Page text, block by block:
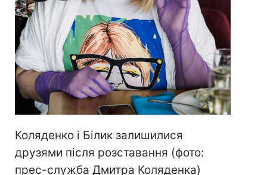
Коляденко і Білик залишилися
друзями після розставання (фото:
прес-служба Дмитра Коляденка)